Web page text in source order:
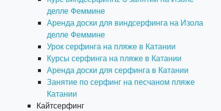
делле Феммине
Аренда доски для виндсерфинга на Изола
делле Феммине
Урок серфинга на пляже в Катании
Курсы серфинга на пляже в Катании
Аренда доски для серфинга в Катании
Занятие по серфинг на песчаном пляже
Катании
Кайтсерфинг